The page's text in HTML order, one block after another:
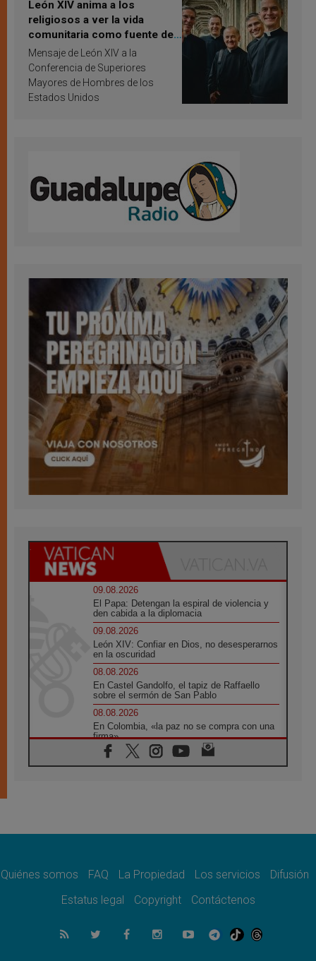
León XIV anima a los
religiosos a ver la vida
comunitaria como fuente de
inspiración y santificación
Mensaje de León XIV a la
Conferencia de Superiores
Mayores de Hombres de los
Estados Unidos
09.08.2026
El Papa: Detengan la espiral de violencia y
den cabida a la diplomacia
09.08.2026
León XIV: Confiar en Dios, no desesperarnos
en la oscuridad
08.08.2026
En Castel Gandolfo, el tapiz de Raffaello
sobre el sermón de San Pablo
08.08.2026
En Colombia, «la paz no se compra con una
firma»
08.08.2026
En Venezuela celebraron los 416 años del
08.08.2026
07.08.2026
se convierte en diócesis
Honduras: Los desplazados invisibles de una
crisis olvidada
Quiénes somos FAQ La Propiedad Los servicios
Difusión
Estatus legal
Copyright Contáctenos